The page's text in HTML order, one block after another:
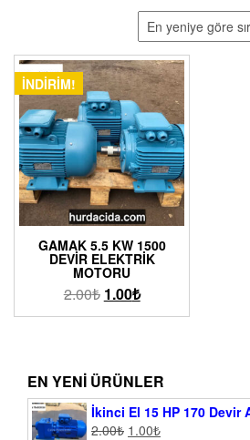
İNDIRIM!
GAMAK 5.5 KW 1500
DEVIR ELEKTRIK
MOTORU
2.00₺ 1.00₺
EN YENI ÜRÜNLER
İkinci El 15 HP 170 Devir
2.00₺ 1.00₺